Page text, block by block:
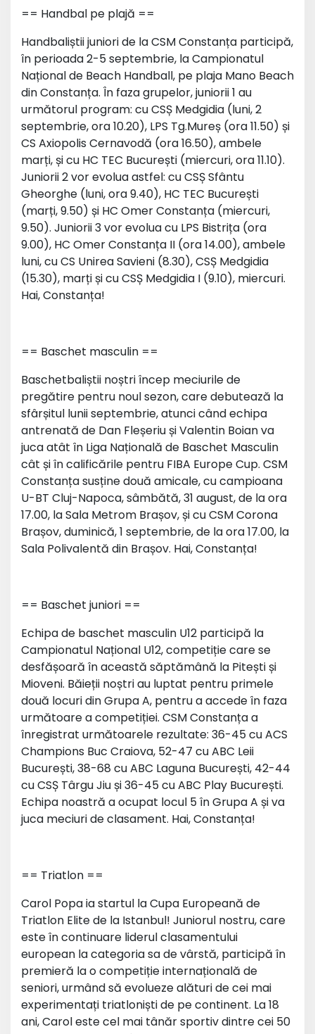
== Handbal pe plajă ==
Handbaliștii juniori de la CSM Constanța participă,
în perioada 2-5 septembrie, la Campionatul
Național de Beach Handball, pe plaja Mano Beach
din Constanța. În faza grupelor, juniorii 1 au
următorul program: cu CSȘ Medgidia (luni, 2
septembrie, ora 10.20), LPS Tg.Mureș (ora 11.50) și
CS Axiopolis Cernavodă (ora 16.50), ambele
marți, și cu HC TEC București (miercuri, ora 11.10).
Juniorii 2 vor evolua astfel: cu CSȘ Sfântu
Gheorghe (luni, ora 9.40), HC TEC București
(marți, 9.50) și HC Omer Constanța (miercuri,
9.50). Juniorii 3 vor evolua cu LPS Bistrița (ora
9.00), HC Omer Constanța II (ora 14.00), ambele
luni, cu CS Unirea Savieni (8.30), CSȘ Medgidia
(15.30), marți și cu CSȘ Medgidia I (9.10), miercuri.
Hai, Constanța!
== Baschet masculin ==
Baschetbaliștii noștri încep meciurile de
pregătire pentru noul sezon, care debutează la
sfârșitul lunii septembrie, atunci când echipa
antrenată de Dan Fleșeriu și Valentin Boian va
juca atât în Liga Națională de Baschet Masculin
cât și în calificările pentru FIBA Europe Cup. CSM
Constanța susține două amicale, cu campioana
U-BT Cluj-Napoca, sâmbătă, 31 august, de la ora
17.00, la Sala Metrom Brașov, și cu CSM Corona
Brașov, duminică, 1 septembrie, de la ora 17.00, la
Sala Polivalentă din Brașov. Hai, Constanța!
== Baschet juniori ==
Echipa de baschet masculin U12 participă la
Campionatul Național U12, competiție care se
desfășoară în această săptămână la Pitești și
Mioveni. Băieții noștri au luptat pentru primele
două locuri din Grupa A, pentru a accede în faza
următoare a competiției. CSM Constanța a
înregistrat următoarele rezultate: 36-45 cu ACS
Champions Buc Craiova, 52-47 cu ABC Leii
București, 38-68 cu ABC Laguna București, 42-44
cu CSȘ Târgu Jiu și 36-45 cu ABC Play București.
Echipa noastră a ocupat locul 5 în Grupa A și va
juca meciuri de clasament. Hai, Constanța!
== Triatlon ==
Carol Popa ia startul la Cupa Europeană de
Triatlon Elite de la Istanbul! Juniorul nostru, care
este în continuare liderul clasamentului
european la categoria sa de vârstă, participă în
premieră la o competiție internațională de
seniori, urmând să evolueze alături de cei mai
experimentați triatloniști de pe continent. La 18
ani, Carol este cel mai tânăr sportiv dintre cei 50